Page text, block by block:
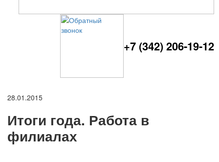
+7 (342) 206-19-12
28.01.2015
Итоги года. Работа в
филиалах